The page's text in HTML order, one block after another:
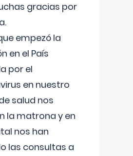
gracias por
empezó la
en el País
por el
en nuestro
salud nos
la matrona y en
nos han
las consultas a